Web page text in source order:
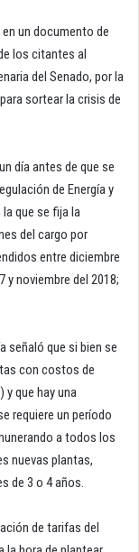
un documento de
los citantes al
del Senado, por la
sortear la crisis de
día antes de que se
de Energía y
que se fija la
del cargo por
entre diciembre
y noviembre del 2018;
señaló que si bien se
con costos de
que hay una
requiere un período
a todos los
nuevas plantas,
de 3 o 4 años.
de tarifas del